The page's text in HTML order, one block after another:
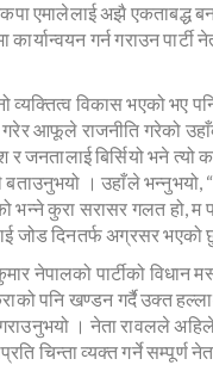
एमालेलाई अझै एकताबद्ध
गर्न गराउन पार्टी
व्यक्तित्व विकास भएको भए
गरेर आफूले राजनीति गरेको
र जनतालाई बिर्सियो भने त्यो
। उहाँले भन्नुभयो,
भन्ने कुरा सरासर गलत हो, म
जोड दिनतर्फ अग्रसर भएको
नेपालको पार्टीको विधान
पनि खण्डन गर्दै उक्त
। नेता रावलले
चिन्ता व्यक्त गर्ने सम्पूर्ण